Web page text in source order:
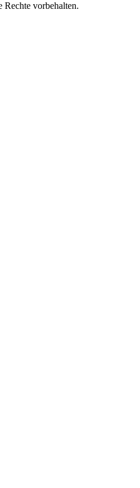
vorbehalten.